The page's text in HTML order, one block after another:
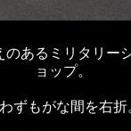
のあるミリタリー
ョップ。
ずもがな間を右折